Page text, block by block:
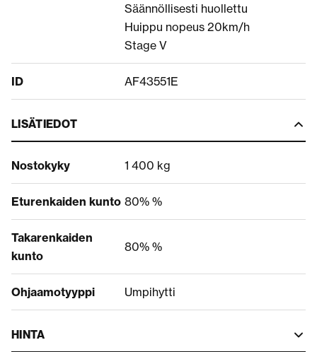
Säännöllisesti huollettu
Huippu nopeus 20km/h
Stage V
ID AF43551E
LISÄTIEDOT
Nostokyky 1 400 kg
Eturenkaiden kunto 80% %
Takarenkaiden
kunto
80% %
Ohjaamotyyppi Umpihytti
HINTA